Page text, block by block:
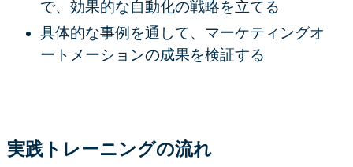
で、効果的な自動化の戦略を立てる
具体的な事例を通して、マーケティングオ
ートメーションの成果を検証する
実践トレーニングの流れ